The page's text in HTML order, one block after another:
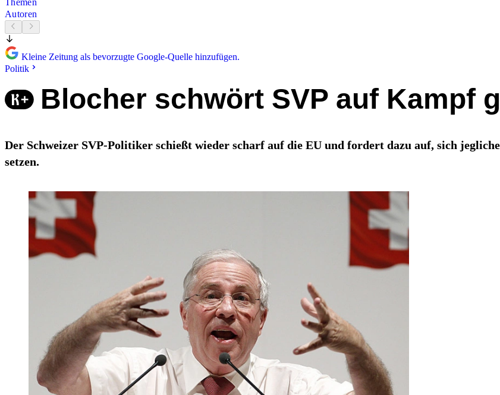
Themen
Autoren
Kleine Zeitung als bevorzugte Google-Quelle hinzufügen.
Politik
Blocher schwört SVP auf Kampf
Der Schweizer SVP-Politiker schießt wieder scharf auf die EU und fordert dazu auf, sich
setzen.